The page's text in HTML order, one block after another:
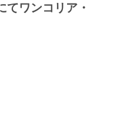
ワンコリア・